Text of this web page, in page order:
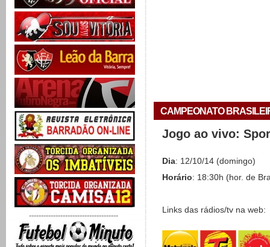
-------------------------------------
CAMPEONATO
Jogo ao vivo:
Dia: 12/10/14 (domingo)
Horário: 18:30h (hor. de
Links das rádios/tv na web: